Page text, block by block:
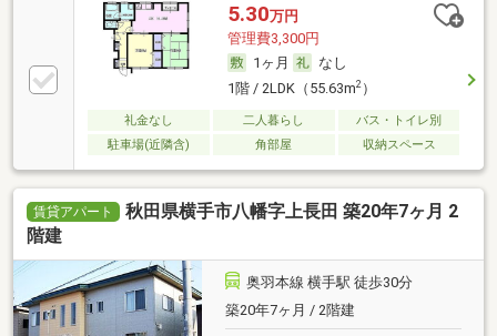
5.30万円
管理費3,300円
1ヶ月
なし
1階 / 2LDK（55.63m2）
礼金なし 二人暮らし
バス・トイレ別
駐車場(近隣含)
角部屋 収納スペース
賃貸アパート
秋田県横手市八幡字上長田 築20年7ヶ月 2
階建
奥羽本線 横手駅 徒歩30分
築20年7ヶ月 / 2階建